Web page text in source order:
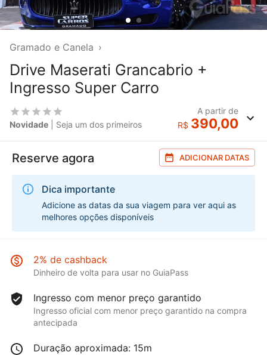
Gramado e Canela ›
Drive Maserati Grancabrio +
Ingresso Super Carro
Novidade | Seja um dos primeiros
A partir de
R$ 390,00
Reserve agora ADICIONAR DATAS
Dica importante
Adicione as datas da sua viagem para ver aqui as
melhores opções disponíveis
2% de cashback
Dinheiro de volta para usar no GuiaPass
Ingresso com menor preço garantido
Ingresso oficial com menor preço garantido na compra
antecipada
Duração aproximada: 15m